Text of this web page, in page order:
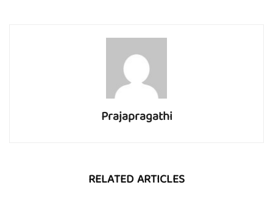
Prajapragathi
RELATED ARTICLES